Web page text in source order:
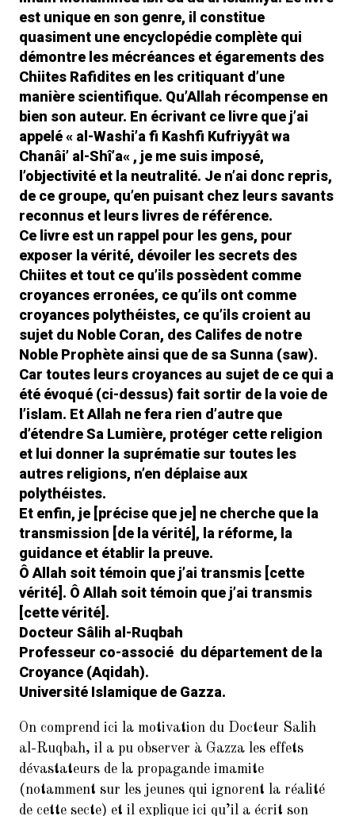
est unique en son genre, il constitue
quasiment une encyclopédie complète qui
démontre les mécréances et égarements des
Chiites Rafidites en les critiquant d’une
manière scientifique. Qu’Allah récompense en
bien son auteur. En écrivant ce livre que j’ai
appelé « a l-Washi’a fi Kashfi Kufriyyât wa
Chanâi’ al-Shî’a« , je me suis imposé,
l’objectivité et la neutralité. Je n’ai donc repris,
de ce groupe, qu’en puisant chez leurs savants
reconnus et leurs livres de référence.
Ce livre est un rappel pour les gens, pour
exposer la vérité, dévoiler les secrets des
Chiites et tout ce qu’ils possèdent comme
croyances erronées, ce qu’ils ont comme
croyances polythéistes, ce qu’ils croient au
sujet du Noble Coran, des Califes de notre
Noble Prophète ainsi que de sa Sunna (saw).
Car toutes leurs croyances au sujet de ce qui a
été évoqué (ci-dessus) fait sortir de la voie de
l’islam. Et Allah ne fera rien d’autre que
d’étendre Sa Lumière, protéger cette religion
et lui donner la suprématie sur toutes les
autres religions, n’en déplaise aux
polythéistes.
Et enfin, je [précise que je] ne cherche que la
transmission [de la vérité], la réforme, la
guidance et établir la preuve.
Ô Allah soit témoin que j’ai transmis [cette
vérité]. Ô Allah soit témoin que j’ai transmis
[cette vérité].
Docteur Sâlih al-Ruqbah
Professeur co-associé du département de la
Croyance (Aqidah).
Université Islamique de Gazza.
On comprend ici la motivation du Docteur Salih
al-Ruqbah, il a pu observer à Gazza les effets
dévastateurs de la propagande imamite
(notamment sur les jeunes qui ignorent la réalité
de cette secte) et il explique ici qu’il a écrit son